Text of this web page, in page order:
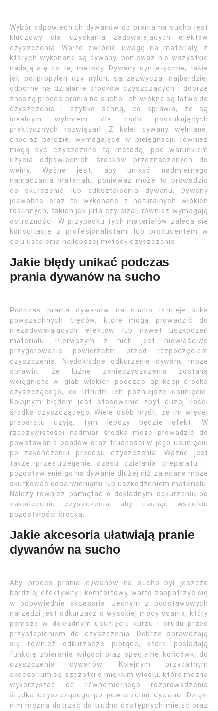
Wybór odpowiednich dywanów do prania na sucho jest
kluczowy dla uzyskania zadowalających efektów
czyszczenia. Warto zwrócić uwagę na materiały, z
których wykonane są dywany, ponieważ nie wszystkie
nadają się do tej metody. Dywany syntetyczne, takie
jak polipropylen czy nylon, są zazwyczaj najbardziej
odporne na działanie środków czyszczących i dobrze
znoszą proces prania na sucho. Ich włókna są łatwe do
czyszczenia i szybko schną, co sprawia, że są
idealnym wyborem dla osób poszukujących
praktycznych rozwiązań. Z kolei dywany wełniane,
chociaż bardziej wymagające w pielęgnacji, również
mogą być czyszczone tą metodą, pod warunkiem
użycia odpowiednich środków przeznaczonych do
wełny. Ważne jest, aby unikać nadmiernego
namaczania materiału, ponieważ może to prowadzić
do skurczenia lub odkształcenia dywanu. Dywany
jedwabne oraz te wykonane z naturalnych włókien
roślinnych, takich jak juta czy sizal, również wymagają
ostrożności. W przypadku tych materiałów zaleca się
konsultację z profesjonalistami lub producentem w
celu ustalenia najlepszej metody czyszczenia.
Jakie błędy unikać podczas
prania dywanów na sucho
Podczas prania dywanów na sucho istnieje kilka
powszechnych błędów, które mogą prowadzić do
niezadowalających efektów lub nawet uszkodzeń
materiału. Pierwszym z nich jest niewłaściwe
przygotowanie powierzchni przed rozpoczęciem
czyszczenia. Niedokładne odkurzenie dywanu może
sprawić, że luźne zanieczyszczenia zostaną
wciągnięte w głąb włókien podczas aplikacji środka
czyszczącego, co utrudni ich późniejsze usunięcie.
Kolejnym błędem jest stosowanie zbyt dużej ilości
środka czyszczącego. Wiele osób myśli, że im więcej
preparatu użyją, tym lepszy będzie efekt. W
rzeczywistości nadmiar środka może prowadzić do
powstawania osadów oraz trudności w jego usunięciu
po zakończeniu procesu czyszczenia. Ważne jest
także przestrzeganie czasu działania preparatu –
pozostawienie go na dywanie dłużej niż zalecane może
skutkować odbarwieniami lub uszkodzeniem materiału.
Należy również pamiętać o dokładnym odkurzeniu po
zakończeniu czyszczenia, aby usunąć wszelkie
pozostałości środka.
Jakie akcesoria ułatwiają pranie
dywanów na sucho
Aby proces prania dywanów na sucho był jeszcze
bardziej efektywny i komfortowy, warto zaopatrzyć się
w odpowiednie akcesoria. Jednym z podstawowych
narzędzi jest odkurzacz o wysokiej mocy ssania, który
pomoże w dokładnym usunięciu kurzu i brudu przed
przystąpieniem do czyszczenia. Dobrze sprawdzają
się również odkurzacze piorące, które posiadają
funkcję zbierania wilgoci oraz specjalne końcówki do
czyszczenia dywanów. Kolejnym przydatnym
akcesorium są szczotki o miękkim włosiu, które można
wykorzystać do równomiernego rozprowadzenia
środka czyszczącego po powierzchni dywanu. Dzięki
nim można dotrzeć do trudno dostępnych miejsc oraz